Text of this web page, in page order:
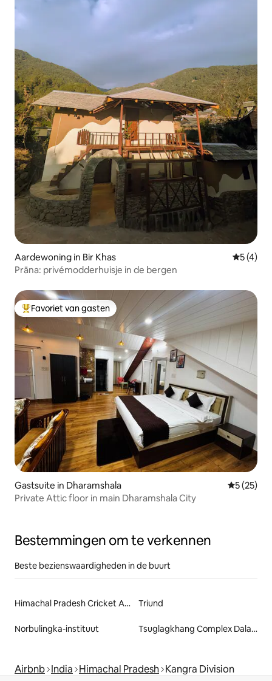
Aardewoning in Bir Khas
5 (4)
Prāna: privémodderhuisje in de bergen
Topfavoriet van gasten
Favoriet van gasten
Gastsuite in Dharamshala
5 (25)
Private Attic floor in main Dharamshala City
Bestemmingen om te verkennen
Beste bezienswaardigheden in de buurt
Himachal Pradesh Cricket Association Triund
Norbulingka-instituut Tsuglagkhang Complex Dalai Lama Tempel
Airbnb India Himachal Pradesh Kangra Division